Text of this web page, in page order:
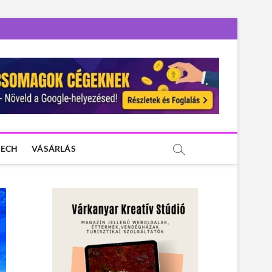
VÁSÁRLÁS